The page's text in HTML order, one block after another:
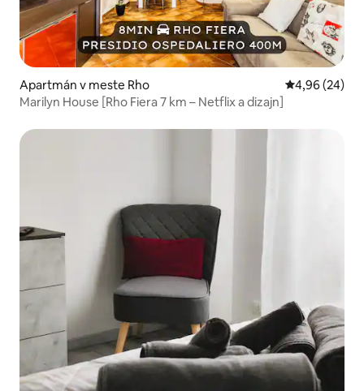
Apartmán v meste Rho Priemerné
4,96 (24)
Marilyn House [Rho Fiera 7 km – Netflix a dizajn]